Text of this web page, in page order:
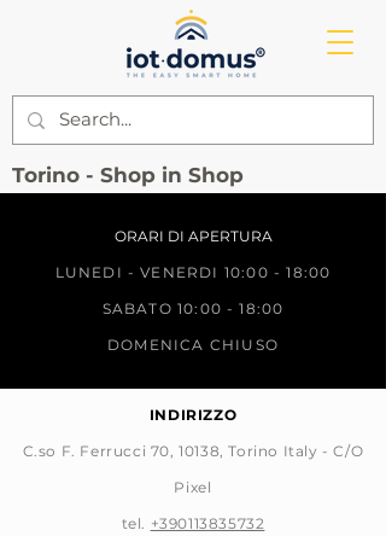
Torino - Shop in Shop
ORARI DI APERTURA
LUNEDI - VENERDI 10:00 - 18:00
SABATO 10:00 - 18:00
DOMENICA CHIUSO
INDIRIZZO
C.so F. Ferrucci 70, 10138, Torino Italy - C/O
Pixel
tel. +390113835732